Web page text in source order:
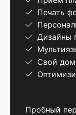
Печать
Дизайны
Свой
Пробный